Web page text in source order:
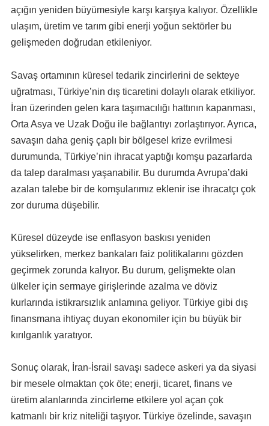
açığın yeniden büyümesiyle karşı karşıya kalıyor. Özellikle
ulaşım, üretim ve tarım gibi enerji yoğun sektörler bu
gelişmeden doğrudan etkileniyor.
Savaş ortamının küresel tedarik zincirlerini de sekteye
uğratması, Türkiye’nin dış ticaretini dolaylı olarak etkiliyor.
İran üzerinden gelen kara taşımacılığı hattının kapanması,
Orta Asya ve Uzak Doğu ile bağlantıyı zorlaştırıyor. Ayrıca,
savaşın daha geniş çaplı bir bölgesel krize evrilmesi
durumunda, Türkiye’nin ihracat yaptığı komşu pazarlarda
da talep daralması yaşanabilir. Bu durumda Avrupa’daki
azalan talebe bir de komşularımız eklenir ise ihracatçı çok
zor duruma düşebilir.
Küresel düzeyde ise enflasyon baskısı yeniden
yükselirken, merkez bankaları faiz politikalarını gözden
geçirmek zorunda kalıyor. Bu durum, gelişmekte olan
ülkeler için sermaye girişlerinde azalma ve döviz
kurlarında istikrarsızlık anlamına geliyor. Türkiye gibi dış
finansmana ihtiyaç duyan ekonomiler için bu büyük bir
kırılganlık yaratıyor.
Sonuç olarak, İran-İsrail savaşı sadece askeri ya da siyasi
bir mesele olmaktan çok öte; enerji, ticaret, finans ve
üretim alanlarında zincirleme etkilere yol açan çok
katmanlı bir kriz niteliği taşıyor. Türkiye özelinde, savaşın